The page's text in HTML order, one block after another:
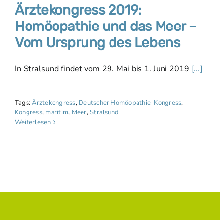
Ärztekongress 2019:
Homöopathie und das Meer –
Vom Ursprung des Lebens
In Stralsund findet vom 29. Mai bis 1. Juni 2019 [...]
Tags:Ärztekongress, Deutscher Homöopathie-Kongress,
Kongress, maritim, Meer,Stralsund
Weiterlesen